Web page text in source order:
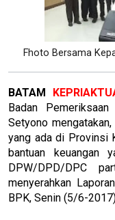
Fhoto Bersama
BATAM
Badan
Setyono
yang ada di Provinsi
bantuan keuangan
DPW/DPD/DPC
menyerahkan
BPK, Senin (5/6-